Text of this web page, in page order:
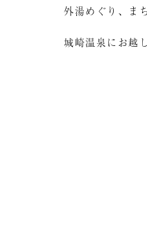
外湯めぐり、ま
城崎温泉にお越